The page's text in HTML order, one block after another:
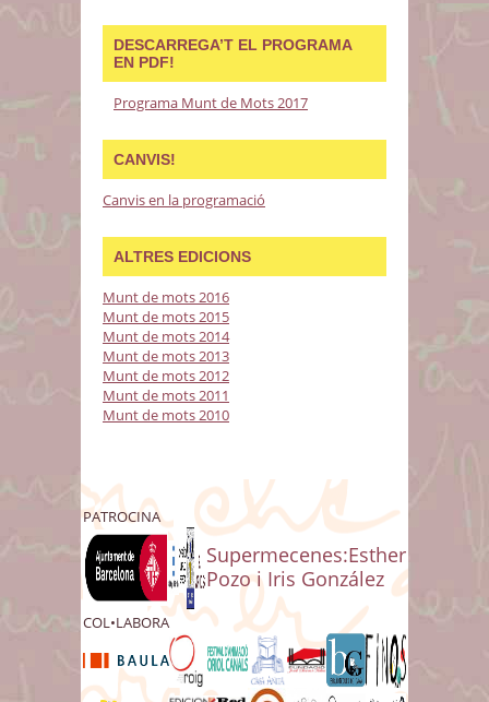
DESCARREGA’T EL PROGRAMA
EN PDF!
Programa Munt de Mots 2017
CANVIS!
Canvis en la programació
ALTRES EDICIONS
Munt de mots 2016
Munt de mots 2015
Munt de mots 2014
Munt de mots 2013
Munt de mots 2012
Munt de mots 2011
Munt de mots 2010
PATROCINA
Supermecenes:Esther
Pozo i Iris González
COL•LABORA